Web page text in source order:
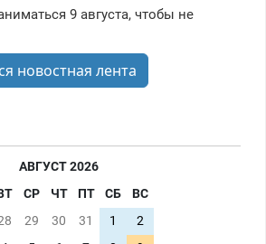
9 августа, чтобы не
новостная лента
АВГУСТ 2026
СР ЧТ ПТ СБ
ВС
29 30 31 1
2